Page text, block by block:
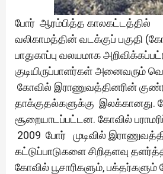
போர் ஆரம்பித்த காலகட்டத்தில்
வலிகாமத்தின் வடக்குப் பகுதி
பாதுகாப்பு வலயமாக
குடியிருப்பாளர்கள் அனைவரும்
கோவில் இராணுவத்தினரின்
தாக்குதல்களுக்கு இலக்கானது.
சூறையாடப்பட்டன. கோவில்
2009 போர் முடிவில்
கட்டுப்பாடுகளை சிறிதளவு
கோவில் பூசாரிகளும்,